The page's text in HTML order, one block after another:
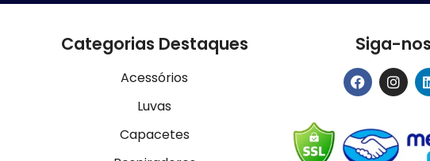
Categorias Destaques
Acessórios
Luvas
Capacetes
Siga-nos